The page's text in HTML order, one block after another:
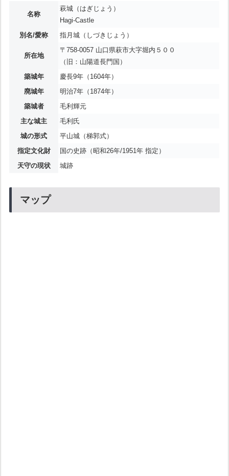
名称
萩城（はぎじょう）
Hagi-Castle
別名/愛称
指月城（しづきじょう）
所在地
〒758-0057 山口県萩市大字堀内５００
（旧：山陽道長門国）
築城年
慶長9年（1604年）
廃城年
明治7年（1874年）
築城者
毛利輝元
主な城主
毛利氏
城の形式
平山城（梯郭式）
指定文化財
国の史跡（昭和26年/1951年 指定）
天守の現状
城跡
マップ